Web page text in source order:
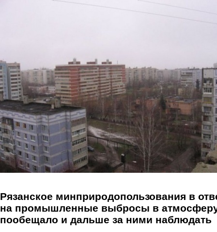
Перейти к основному содержанию
Рязанское минприродопользования в
на промышленные выбросы в
пообещало и дальше за ними наблюдать